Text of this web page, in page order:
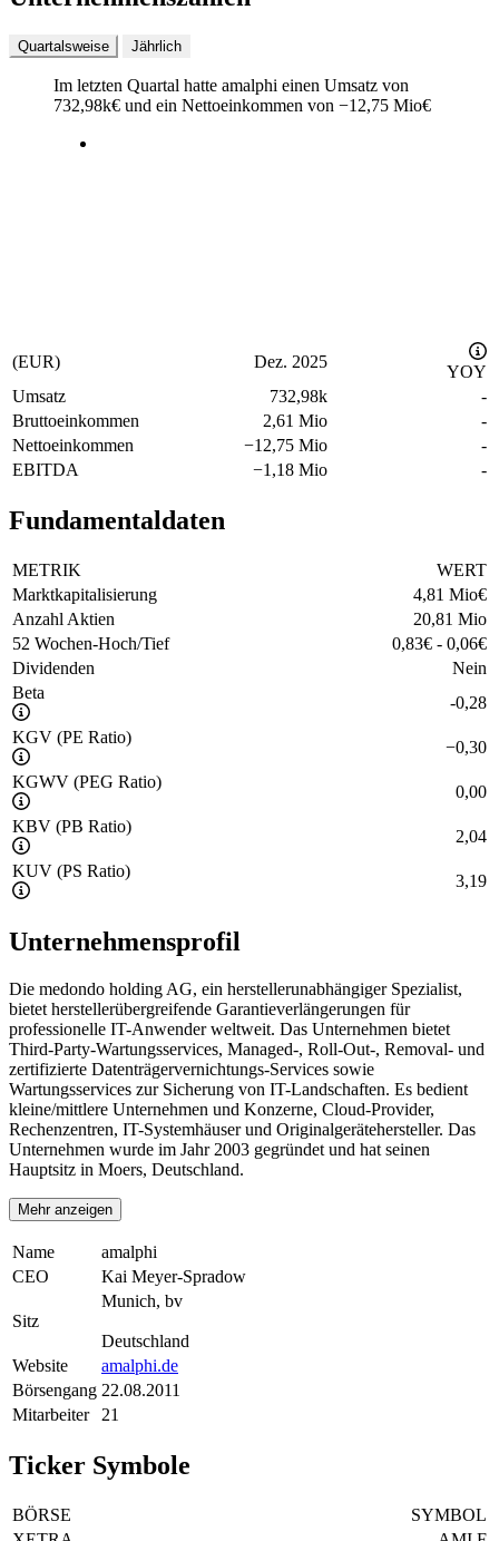
Quartalsweise Jährlich
Im letzten Quartal hatte amalphi einen Umsatz von
732,98k€ und ein Nettoeinkommen von −12,75 Mio€
(EUR) Dez. 2025
YOY
Umsatz
732,98k
-
Bruttoeinkommen
2,61 Mio
-
Nettoeinkommen
−12,75 Mio
-
EBITDA
−1,18 Mio -
Fundamentaldaten
METRIK
WERT
Marktkapitalisierung
4,81 Mio€
Anzahl Aktien
20,81 Mio
52 Wochen-Hoch/Tief
0,83€ - 0,06€
Dividenden
Nein
Beta
-0,28
KGV (PE Ratio)
−0,30
KGWV (PEG Ratio)
0,00
KBV (PB Ratio)
2,04
KUV (PS Ratio)
3,19
Unternehmensprofil
Die medondo holding AG, ein herstellerunabhängiger Spezialist,
bietet herstellerübergreifende Garantieverlängerungen für
professionelle IT-Anwender weltweit. Das Unternehmen bietet
Third-Party-Wartungsservices, Managed-, Roll-Out-, Removal- und
zertifizierte Datenträgervernichtungs-Services sowie
Wartungsservices zur Sicherung von IT-Landschaften. Es bedient
kleine/mittlere Unternehmen und Konzerne, Cloud-Provider,
Rechenzentren, IT-Systemhäuser und Originalgerätehersteller. Das
Unternehmen wurde im Jahr 2003 gegründet und hat seinen
Hauptsitz in Moers, Deutschland.
Mehr anzeigen
Name
amalphi
CEO
Kai Meyer-Spradow
Sitz
Munich, bv
Deutschland
Website
amalphi.de
Börsengang 22.08.2011
Mitarbeiter
21
Ticker Symbole
BÖRSE
SYMBOL